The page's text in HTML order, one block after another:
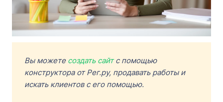
Вы можете создать сайтс помощью
конструктора от Рег.ру, продавать работы и
искать клиентов с его помощью.